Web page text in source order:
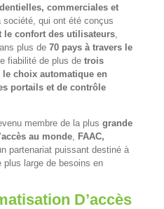
commerciales et
société, qui ont été conçus
le confort des utilisateurs,
plus de 70 pays à travers le
fiabilité de plus de trois
le choix automatique en
portails et de contrôle
membre de la plus grande
au monde, FAAC,
partenariat puissant destiné à
plus large de besoins en
D’accès